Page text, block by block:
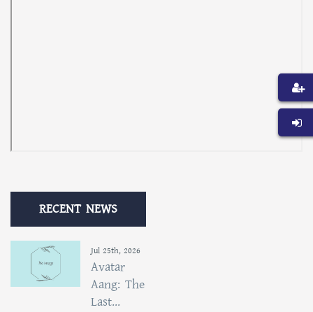
RECENT NEWS
Jul 25th, 2026
Avatar
Aang: The
Last...